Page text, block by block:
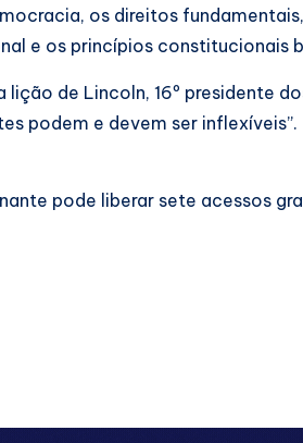
os direitos
e os princípios constitucionais
de Lincoln, 16º presidente
podem e devem ser inflexíveis”.
pode liberar sete acessos